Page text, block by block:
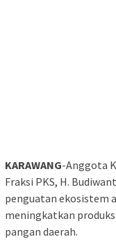
KARAWANG-Anggota
Fraksi PKS, H.
penguatan ekosistem
meningkatkan
pangan daerah.